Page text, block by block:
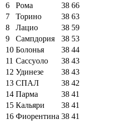
6
Рома 38 66
7
Торино 38 63
8
Лацио 38 59
9
Сампдория 38 53
10 Болонья 38 44
11 Сассуоло 38 43
12 Удинезе 38 43
13 СПАЛ 38 42
14 Парма 38 41
15 Кальяри 38 41
16 Фиорентина 38 41